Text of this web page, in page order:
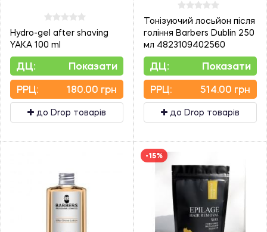
Hydro-gel after shaving
YAKA 100 ml
ДЦ: Показати
PPЦ: 180.00 грн
до Drop товарів
Тонізуючий лосьйон після
гоління Barbers Dublin 250
мл 4823109402560
ДЦ: Показати
PPЦ: 514.00 грн
до Drop товарів
-15%